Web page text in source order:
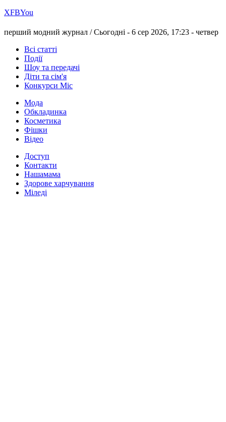
ХFBYou
перший модний журнал /Сьогодні - 6 сер 2026, 17:23 - четвер
Всі статті
Події
Шоу та передачі
Діти та сім'я
Конкурси Міс
Мода
Обкладинка
Косметика
Фішки
Відео
Доступ
Контакти
Нашамама
Здорове харчування
Міледі